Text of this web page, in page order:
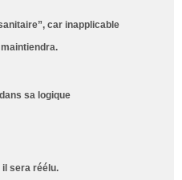
car inapplicable
maintiendra.
sa logique
il sera réélu.